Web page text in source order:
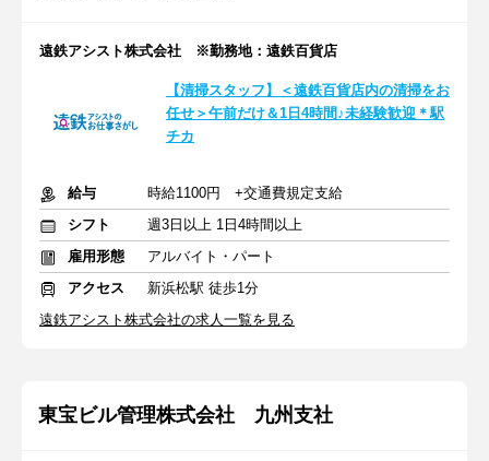
遠鉄アシスト株式会社 ※勤務地：遠鉄百貨店
【清掃スタッフ】＜遠鉄百貨店内の清掃をお
任せ＞午前だけ＆1日4時間♪未経験歓迎＊駅
チカ
給与
時給1100円 +交通費規定支給
シフト
週3日以上 1日4時間以上
雇用形態
アルバイト・パート
アクセス
新浜松駅 徒歩1分
遠鉄アシスト株式会社の求人一覧を見る
東宝ビル管理株式会社 九州支社